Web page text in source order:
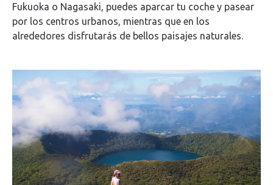
Fukuoka o Nagasaki, puedes aparcar tu coche y pasear
por los centros urbanos, mientras que en los
alrededores disfrutarás de bellos paisajes naturales.